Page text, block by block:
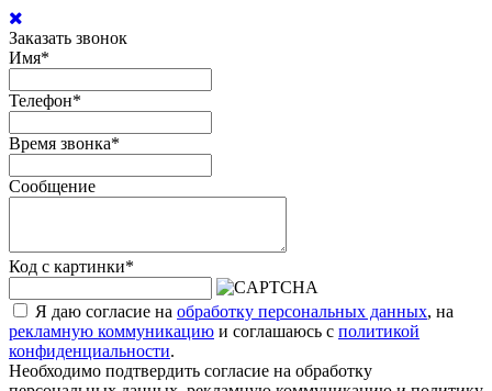
Заказать звонок
Имя*
Телефон*
Время звонка*
Сообщение
Код с картинки*
Я даю согласие на обработку персональных данных, на
рекламную коммуникацию и соглашаюсь с политикой
конфиденциальности.
Необходимо подтвердить согласие на обработку